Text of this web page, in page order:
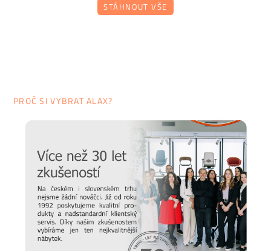
LED osvětlením, což je pro značku
Modely SABINAS ze 100%
recyklovatelného polyethylenu
jsou univerzální, velmi odolné a nemusíte se obávat je
umístit i do venkovního prostředí. Nábytek i doplňky
můžeme kromě soukromých prostor doporučit do moderního
hotelu, restaurací a barů. S výběrem toho pravého vám
ochotně a rádi poradí naši specialisté - kontaktovat je
můžetezde.
STÁHNOUT VŠE
PROČ SI VYBRAT ALAX?